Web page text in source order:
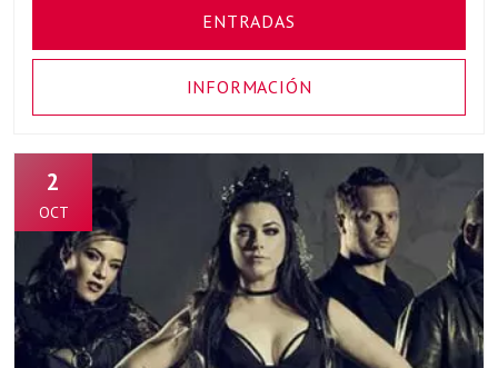
ENTRADAS
INFORMACIÓN
2
OCT